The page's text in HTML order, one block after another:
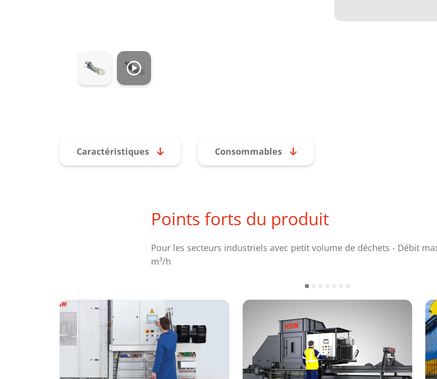
Caractéristiques Consommables
Points forts du produit
Pour les secteurs industriels avec petit volume de déchets - Débit
m³/h